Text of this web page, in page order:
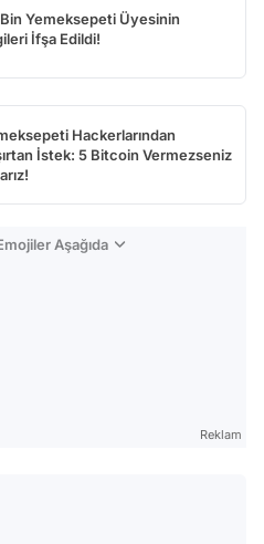
Yemeksepeti Üyesinin
İfşa Edildi!
Hackerlarından
İstek: 5 Bitcoin Vermezseniz
Aşağıda
Reklam